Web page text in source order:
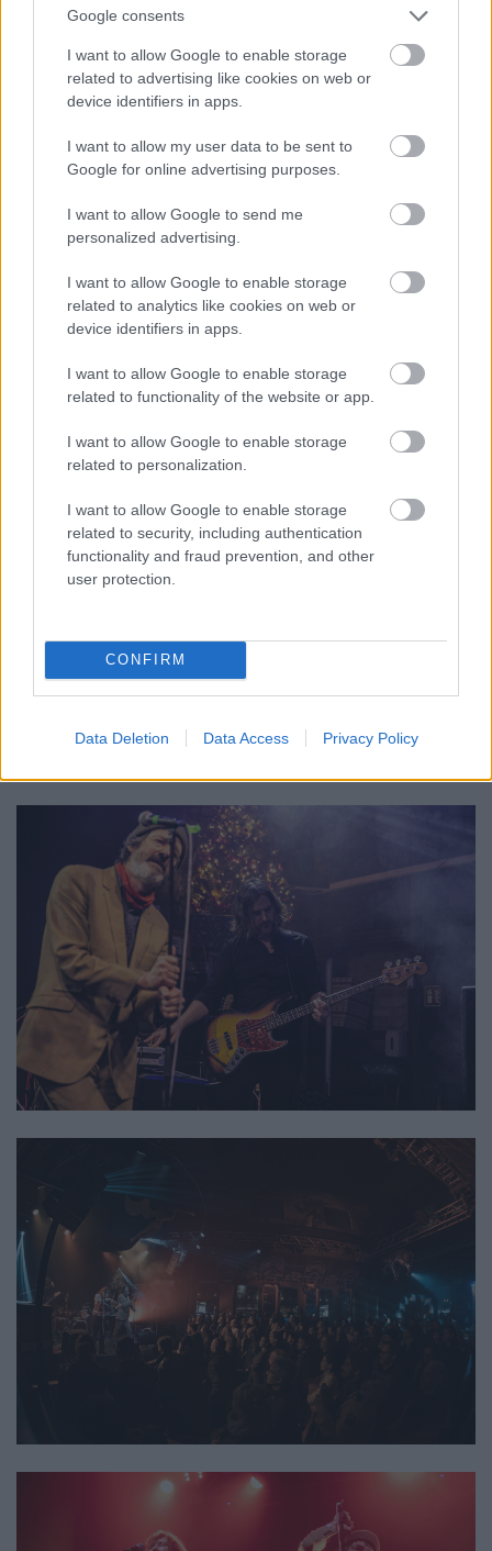
Google consents
I want to allow Google to enable storage
related to advertising like cookies on web or
device identifiers in apps.
I want to allow my user data to be sent to
Google for online advertising purposes.
I want to allow Google to send me
personalized advertising.
I want to allow Google to enable storage
related to analytics like cookies on web or
device identifiers in apps.
I want to allow Google to enable storage
related to functionality of the website or app.
I want to allow Google to enable storage
related to personalization.
I want to allow Google to enable storage
related to security, including authentication
functionality and fraud prevention, and other
user protection.
CONFIRM
Data Deletion Data Access Privacy Policy